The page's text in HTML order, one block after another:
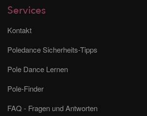
Services
Kontakt
Poledance Sicherheits-Tipps
Pole Dance Lernen
Pole-Finder
FAQ - Fragen und Antworten